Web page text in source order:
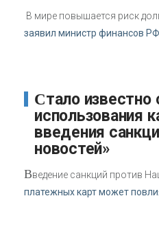
В мире повышается риск
заявил министр финансов
Стало известно об ограничениях
использования
введения
новостей»
Введение санкций против
платежных карт может